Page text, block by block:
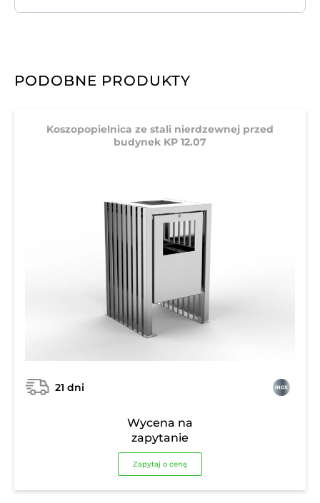
PODOBNE PRODUKTY
Koszopopielnica ze stali nierdzewnej przed
budynek KP 12.07
21 dni
Wycena na
zapytanie
Zapytaj o cenę